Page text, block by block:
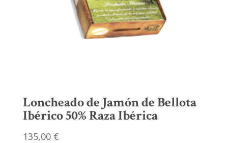
Loncheado de Jamón de Bellota
Ibérico 50% Raza Ibérica
135,00 €